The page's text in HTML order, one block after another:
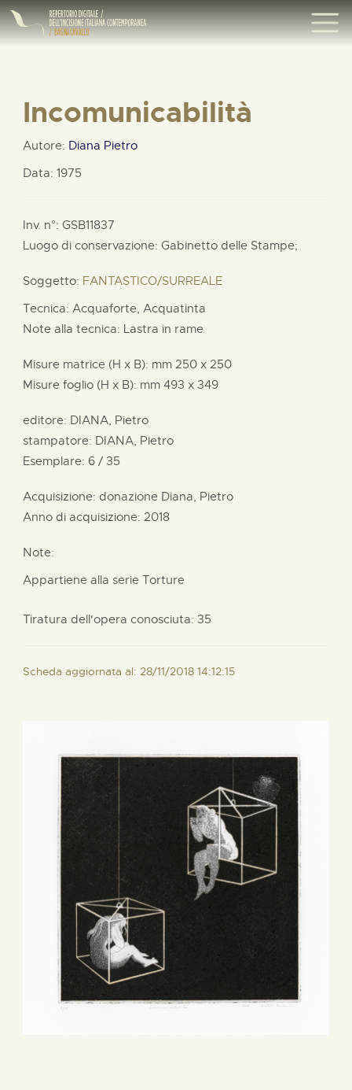
Incomunicabilità
Autore: Diana Pietro
Data: 1975
Inv. n°: GSB11837
Luogo di conservazione: Gabinetto delle Stampe;
Soggetto: FANTASTICO/SURREALE
Tecnica: Acquaforte, Acquatinta
Note alla tecnica: Lastra in rame
Misure matrice (H x B): mm 250 x 250
Misure foglio (H x B): mm 493 x 349
editore: DIANA, Pietro
stampatore: DIANA, Pietro
Esemplare: 6 / 35
Acquisizione: donazione Diana, Pietro
Anno di acquisizione: 2018
Note:
Appartiene alla serie Torture
Tiratura dell'opera conosciuta: 35
Scheda aggiornata al: 28/11/2018 14:12:15